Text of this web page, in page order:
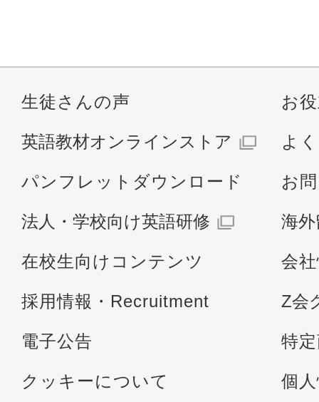
生徒さんの声 お
英語教材オンラインストア よ
パンフレットダウンロード お
法人・学校向け英語研修 海
在校生向けコンテンツ 会
採用情報・Recruitment Z会
電子公告 特
クッキーについて 個